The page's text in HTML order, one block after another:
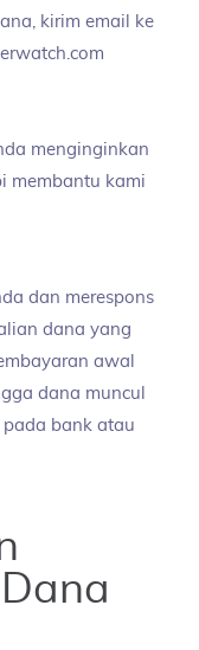
kirim email ke
menginginkan
membantu kami
dan merespons
dana yang
awal
dana muncul
bank atau